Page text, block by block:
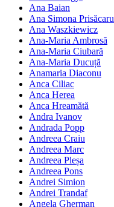
Ana Baian
Ana Simona Prisăcaru
Ana Waszkiewicz
Ana-Maria Ambrosă
Ana-Maria Ciubară
Ana-Maria Ducuță
Anamaria Diaconu
Anca Ciliac
Anca Herea
Anca Hreamătă
Andra Ivanov
Andrada Popp
Andreea Craiu
Andreea Marc
Andreea Pleșa
Andreea Pons
Andrei Simion
Andrei Trandaf
Angela Gherman